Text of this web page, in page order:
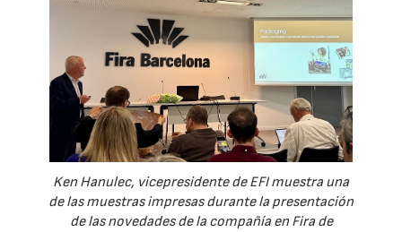
Ken Hanulec, vicepresidente de EFI muestra una
de las muestras impresas durante la presentación
de las novedades de la compañía en Fira de